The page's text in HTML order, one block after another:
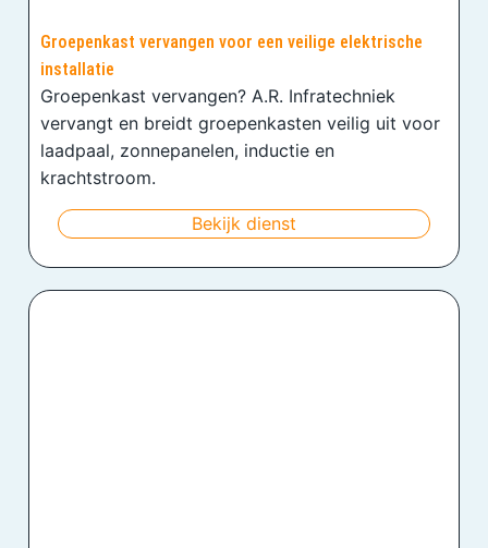
Groepenkast vervangen voor een veilige elektrische
installatie
Groepenkast vervangen? A.R. Infratechniek
vervangt en breidt groepenkasten veilig uit voor
laadpaal, zonnepanelen, inductie en
krachtstroom.
Bekijk dienst